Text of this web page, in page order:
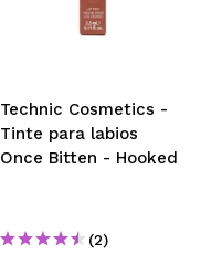
Technic Cosmetics -
Tinte para labios
Once Bitten - Hooked
(2)